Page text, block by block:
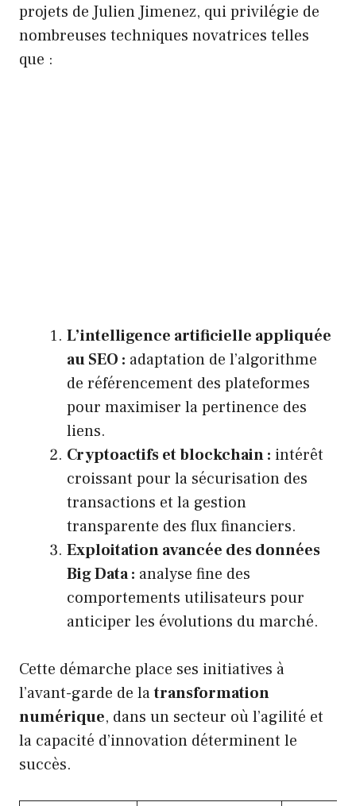
projets de Julien Jimenez, qui privilégie de
nombreuses techniques novatrices telles
que :
L’intelligence artificielle appliquée
au SEO : adaptation de l’algorithme
de référencement des plateformes
pour maximiser la pertinence des
liens.
Cryptoactifs et blockchain : intérêt
croissant pour la sécurisation des
transactions et la gestion
transparente des flux financiers.
Exploitation avancée des données
Big Data : analyse fine des
comportements utilisateurs pour
anticiper les évolutions du marché.
Cette démarche place ses initiatives à
l’avant-garde de latransformation
numérique, dans un secteur où l’agilité et
la capacité d’innovation déterminent le
succès.